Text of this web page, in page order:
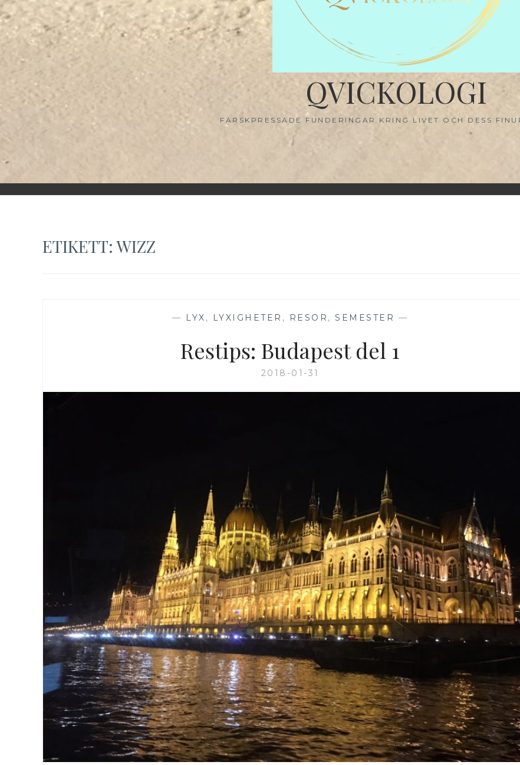
QVICKOLOGI
FÄRSKPRESSADE FUNDERINGAR KRING LIVET OCH DESS
ETIKETT:WIZZ
— LYX , LYXIGHETER , RESOR , SEMESTER —
Restips: Budapest del 1
2018-01-31